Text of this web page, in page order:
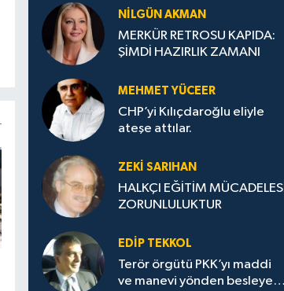
NILGÜN AKMAN
MERKÜR RETROSU KAPIDA:
ŞİMDİ HAZIRLIK ZAMANI
MEHMET YÜCEER
CHP’yi Kılıçdaroğlu eliyle
ateşe attılar.
ZEKI SARIHAN
HALKÇI EĞİTİM MÜCADELESİ
ZORUNLULUKTUR
EDIP TEKKOL
Terör örgütü PKK’yı maddi
ve manevi yönden besleyen